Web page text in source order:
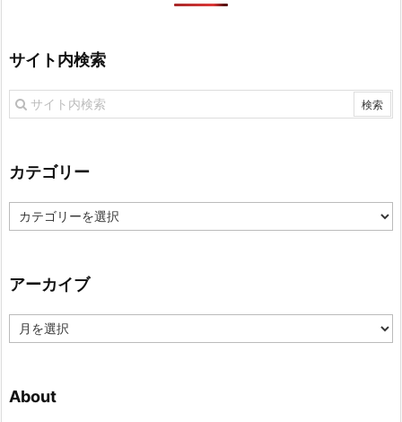
サイト内検索
カテゴリー
テ
ー
アーカイブ
ー
ブ
About